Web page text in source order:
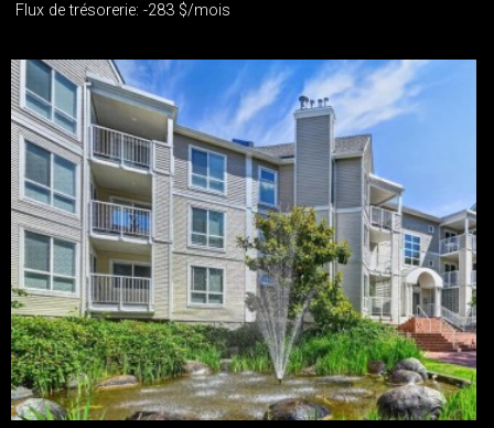
Flux de trésorerie: -283 $/mois